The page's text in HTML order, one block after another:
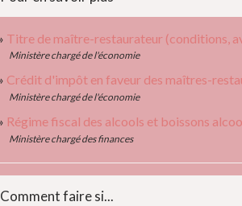
Titre de maître-restaurateur (conditions,
Ministère chargé de l'économie
Crédit d'impôt en faveur des maîtres-
Ministère chargé de l'économie
Régime fiscal des alcools et boissons
Ministère chargé des finances
Comment faire si...